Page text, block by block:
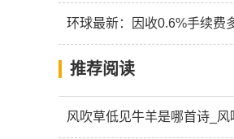
环球最新：因收0.6%手续费
推荐阅读
风吹草低见牛羊是哪首诗_